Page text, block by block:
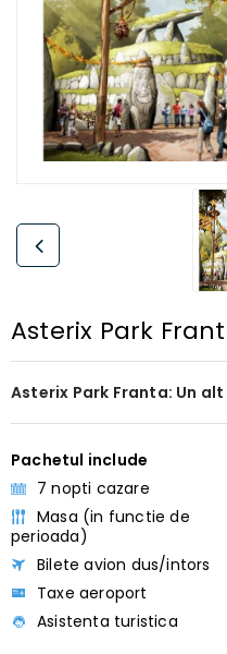
Asterix Park
Asterix Park Franta: Un
Pachetul include
7 nopti cazare
Masa (in functie de
perioada)
Bilete avion dus/intors
Taxe aeroport
Asistenta turistica